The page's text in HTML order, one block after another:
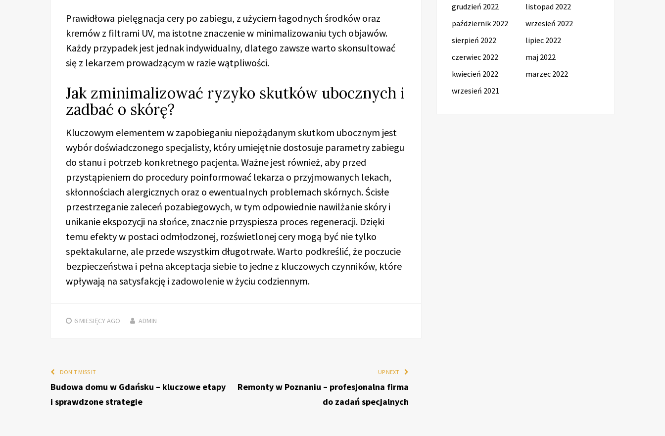
Prawidłowa pielęgnacja cery po zabiegu, z użyciem łagodnych środków oraz
kremów z filtrami UV, ma istotne znaczenie w minimalizowaniu tych objawów.
Każdy przypadek jest jednak indywidualny, dlatego zawsze warto skonsultować
się z lekarzem prowadzącym w razie wątpliwości.
Jak zminimalizować ryzyko skutków ubocznych i
zadbać o skórę?
Kluczowym elementem w zapobieganiu niepożądanym skutkom ubocznym jest
wybór doświadczonego specjalisty, który umiejętnie dostosuje parametry zabiegu
do stanu i potrzeb konkretnego pacjenta. Ważne jest również, aby przed
przystąpieniem do procedury poinformować lekarza o przyjmowanych lekach,
skłonnościach alergicznych oraz o ewentualnych problemach skórnych. Ścisłe
przestrzeganie zaleceń pozabiegowych, w tym odpowiednie nawilżanie skóry i
unikanie ekspozycji na słońce, znacznie przyspiesza proces regeneracji. Dzięki
temu efekty w postaci odmłodzonej, rozświetlonej cery mogą być nie tylko
spektakularne, ale przede wszystkim długotrwałe. Warto podkreślić, że poczucie
bezpieczeństwa i pełna akceptacja siebie to jedne z kluczowych czynników, które
wpływają na satysfakcję i zadowolenie w życiu codziennym.
6 MIESIĘCYAGO ADMIN
DON'T MISS IT
Budowa domu w Gdańsku – kluczowe etapy
i sprawdzone strategie
UP NEXT
Remonty w Poznaniu – profesjonalna firma
do zadań specjalnych
grudzień 2022
listopad 2022
październik 2022
wrzesień 2022
sierpień 2022
lipiec 2022
czerwiec 2022
maj 2022
kwiecień 2022
marzec 2022
wrzesień 2021